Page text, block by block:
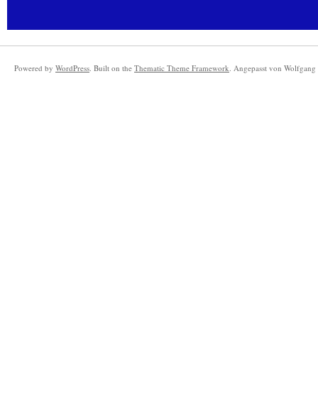
Powered by WordPress. Built on the Thematic Theme Framework. Angepasst von